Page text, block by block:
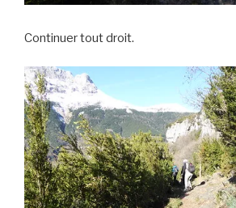
Continuer tout droit.